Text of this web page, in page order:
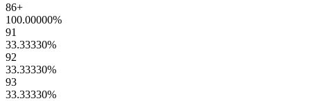
86+
100.00000%
91
33.33330%
92
33.33330%
93
33.33330%